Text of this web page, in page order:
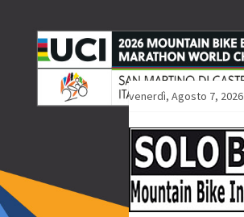
venerdì, Agosto 7, 2026